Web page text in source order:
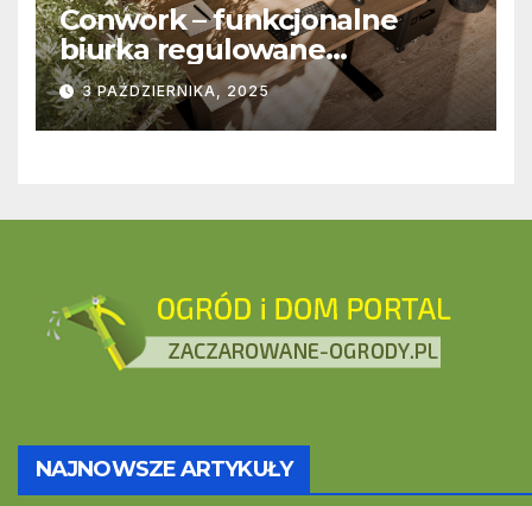
Conwork – funkcjonalne
biurka regulowane
stworzone z myślą o
nowoczesnych
przestrzeniach pracy
3 PAŹDZIERNIKA, 2025
NAJNOWSZE ARTYKUŁY